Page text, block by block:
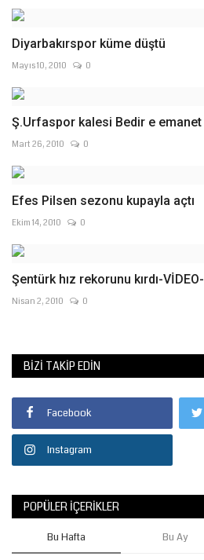
Diyarbakırspor küme düştü
Mayıs 10, 2010 0
Ş.Urfaspor kalesi Bedir e emanet
Mart 26, 2010 0
Efes Pilsen sezonu kupayla açtı
Ekim 14, 2010 0
Şentürk hız rekorunu kırdı-VİDEO-
Nisan 2, 2010 0
BIZI TAKIP EDIN
Facebook
Instagram
POPÜLER İÇERIKLER
Bu Hafta Bu Ay